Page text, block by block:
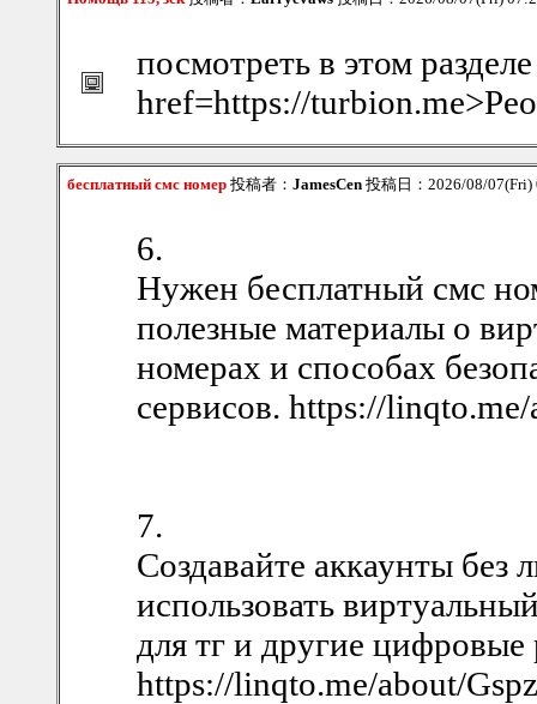
посмотреть в этом
href=https://
бесплатный смс номер 投稿者： JamesCen 投稿日：2026/08/
6.
Нужен бесплатный смс
полезные материалы о
номерах и способах
сервисов. https://
7.
Создавайте аккаунты без
использовать
для тг и другие
https://linqto.me/about/